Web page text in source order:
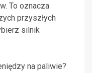
To oznacza
przyszłych
silnik
na paliwie?